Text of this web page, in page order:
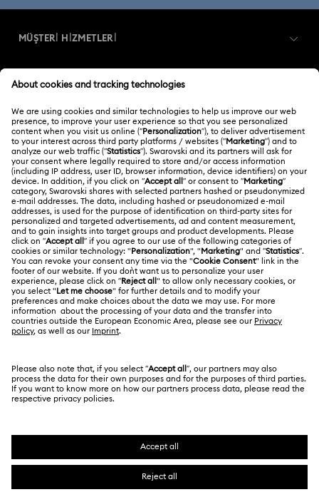
MÜŞTERİ HİZMETLERİ
Sipariş Takibi
Nakliye
İade ve Değişim
Bize Ulaşın
Ölçü rehberi
Mağaza Bilgileri
Kayıt
Swarovski Club
HAKKIMIZDA
Swarovski Hakkında
İşler & Kariyer
Alumni Community
Profesyoneller İçin
Site Haritası
Swarovski Created Diamonds
Kristallwelten
YASAL KOŞULLAR
Kullanım Koşulları
Ön bilgilendirme koşulları
Gizlilik politikası
Hizmet sağlayıcı
Veri Koruma Onay Beyanı
Türkiye
English
Türkçe
SWAROVSKI ve KUĞU (SWAN) logosu, Swarovski
AG'nin tescilli ticari markasıdır.